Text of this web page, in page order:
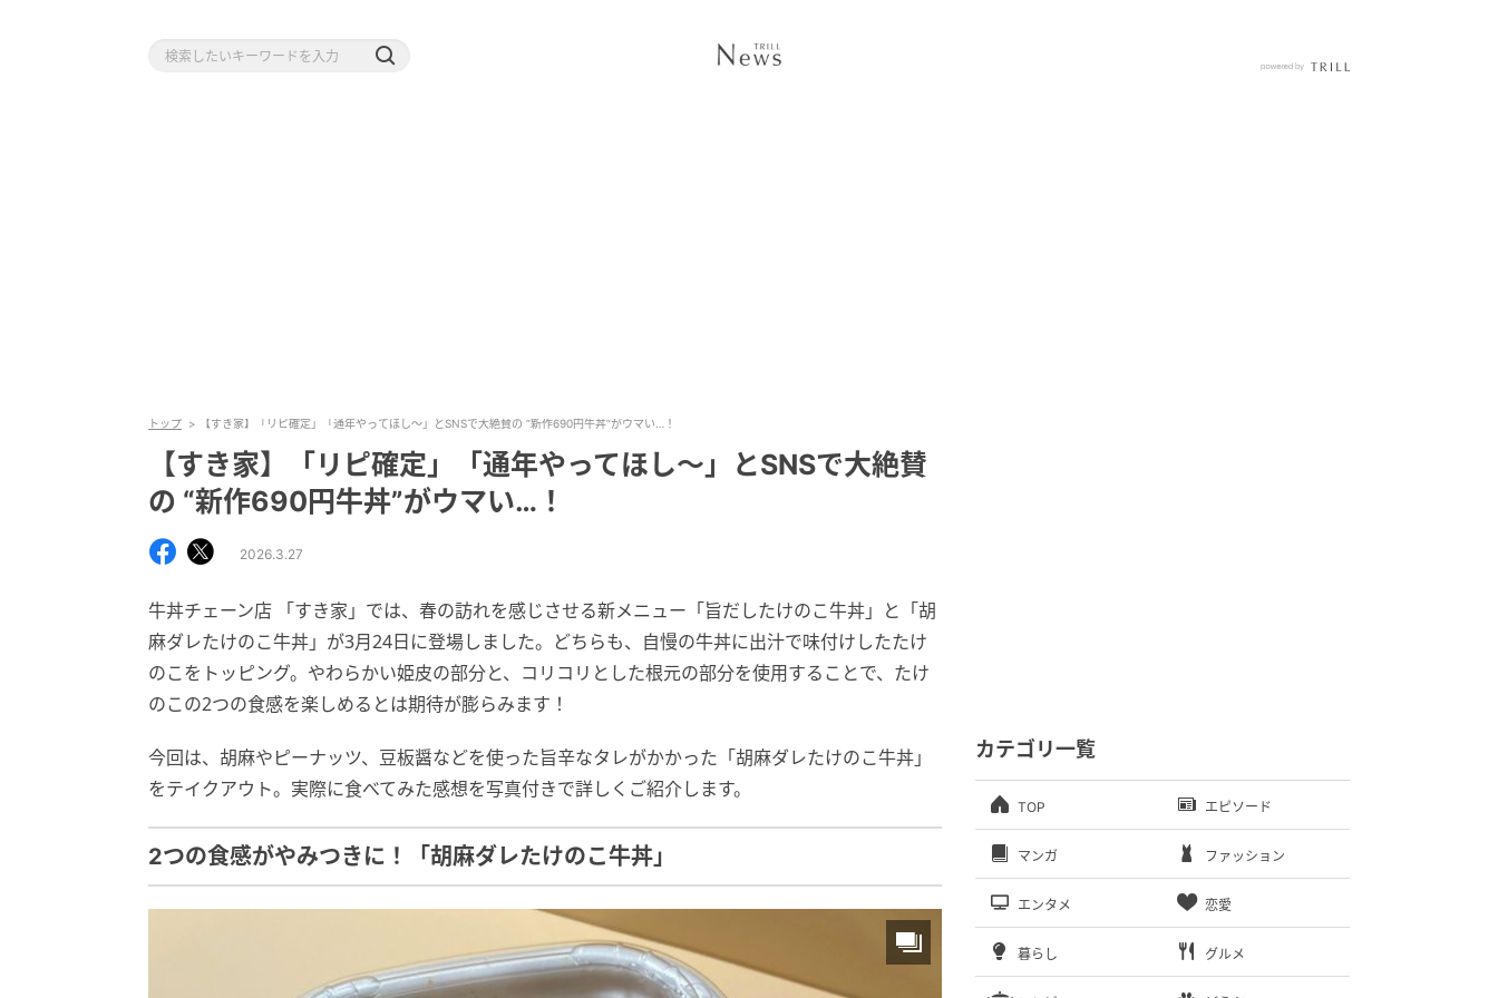
トップ 【すき家】「リピ確定」「通年やってほし〜」とSNSで大絶賛の “新作690円牛丼”がウマい…！
【すき家】「リピ確定」「通年やってほし〜」とSNSで大絶賛
の “新作690円牛丼”がウマい…！
2026.3.27
牛丼チェーン店 「すき家」では、春の訪れを感じさせる新メニュー「旨だしたけのこ牛丼」と「胡
麻ダレたけのこ牛丼」が3月24日に登場しました。どちらも、自慢の牛丼に出汁で味付けしたたけ
のこをトッピング。やわらかい姫皮の部分と、コリコリとした根元の部分を使用することで、たけ
のこの2つの食感を楽しめるとは期待が膨らみます！
今回は、胡麻やピーナッツ、豆板醤などを使った旨辛なタレがかかった「胡麻ダレたけのこ牛丼」
をテイクアウト。実際に食べてみた感想を写真付きで詳しくご紹介します。
2つの食感がやみつきに！「胡麻ダレたけのこ牛丼」
カテゴリ一覧
TOP エピソード
マンガ ファッション
エンタメ 恋愛
暮らし グルメ